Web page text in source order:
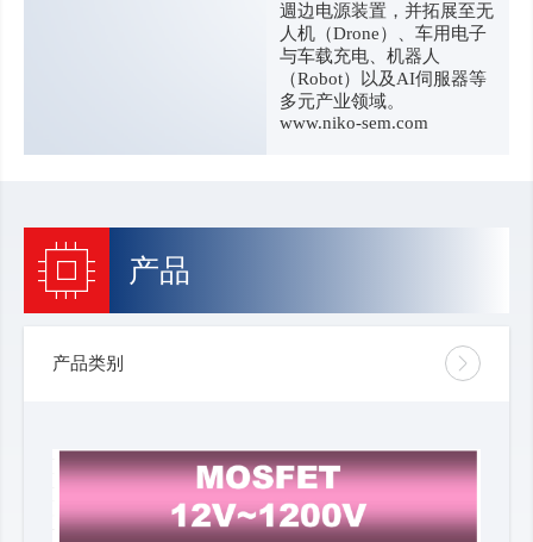
週边电源装置，并拓展至无
人机（Drone）、车用电子
与车载充电、机器人
（Robot）以及AI伺服器等
多元产业领域。
www.niko-sem.com
产品
产品类别